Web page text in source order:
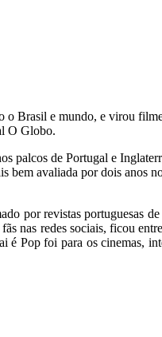
o Brasil e mundo, e virou
O Globo.
palcos de Portugal e
bem avaliada por dois anos
por revistas portuguesas
nas redes sociais, ficou
Pop foi para os cinemas,